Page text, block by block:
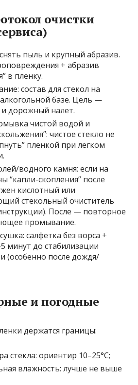
очистки
пыль и крупный абразив.
+ абразив
в пленку.
состав для стекол на
базе. Цель —
дорожный налет.
чистой водой и
чистое стекло не
пленкой при легком
водного камня: если на
“капли-скопления” после
кислотный или
стекольный очиститель
После — повторное
промывание.
салфетка без ворса +
минут до стабилизации
(особенно после дождя/
и погодные
держатся границы:
стекла: ориентир 10–25°C;
влажность: лучше не выше